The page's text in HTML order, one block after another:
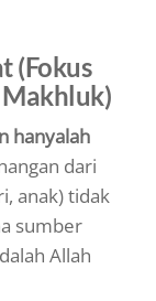
(Fokus
hanyalah
dari
anak) tidak
sumber
Allah